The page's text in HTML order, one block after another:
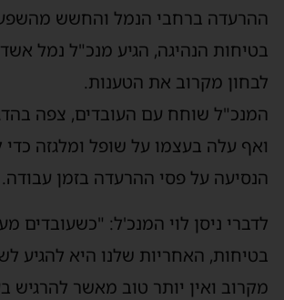
ההרעדה ברחבי הנמל והחשש
בטיחות הנהיגה, הגיע מנכ"ל נמל
לבחון מקרוב את הטענות.
המנכ"ל שוחח עם העובדים, צפה
ואף עלה בעצמו על שופל ומלגזה
הנסיעה על פסי ההרעדה בזמן עבודה.
לדברי ניסן לוי המנכ'ל: "כשעובדים
בטיחות, האחריות שלנו היא להגיע
מקרוב ואין יותר טוב מאשר להרגיש